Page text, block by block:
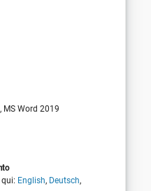
MS Word 2019
English, Deutsch,